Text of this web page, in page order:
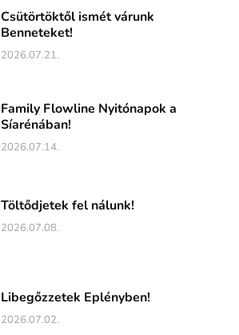
Csütörtöktől ismét várunk
Benneteket!
2026.07.21.
Family Flowline Nyitónapok a
Síarénában!
2026.07.14.
Töltődjetek fel nálunk!
2026.07.08.
Libegőzzetek Eplényben!
2026.07.02.